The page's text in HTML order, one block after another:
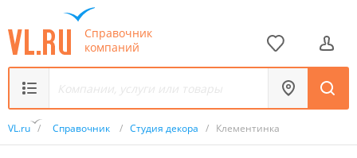
Справочник
компаний
VL.ru / Справочник / Студия декора / Клементинка